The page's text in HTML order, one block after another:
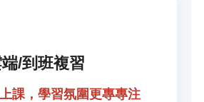
/到班複習
課，學習氛圍更專專注